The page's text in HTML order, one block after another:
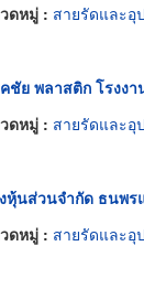
ดหมู่ : สายรัดและอุ
ชัย พลาสติก โรงงา
ดหมู่ : สายรัดและอุ
หุ้นส่วนจำกัด ธนพร
ดหมู่ : สายรัดและอุ